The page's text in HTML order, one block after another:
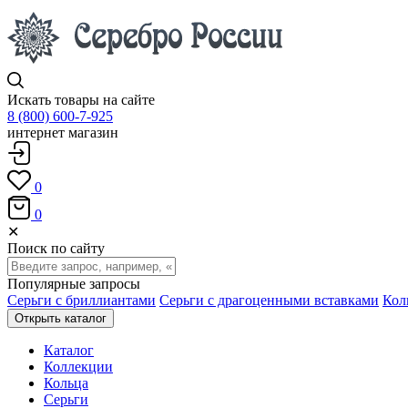
Искать товары на сайте
8 (800) 600-7-925
интернет магазин
0
0
✕
Поиск по сайту
Популярные запросы
Серьги с бриллиантами Серьги с драгоценными вставками
Открыть каталог
Каталог
Коллекции
Кольца
Серьги